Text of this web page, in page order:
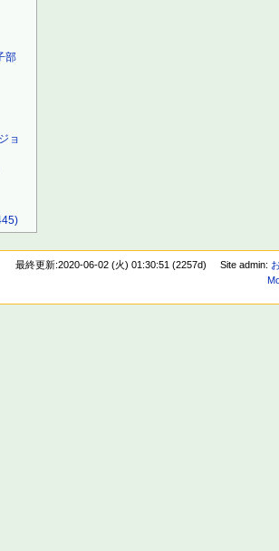
部
ョ
最終更新:2020-06-02 (火) 01:30:51 (2257d) Site admin: